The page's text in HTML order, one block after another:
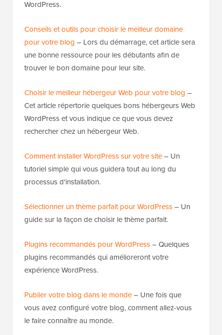
WordPress.
Conseils et outils pour choisir le meilleur domaine
pour votre blog – Lors du démarrage, cet article sera
une bonne ressource pour les débutants afin de
trouver le bon domaine pour leur site.
Choisir le meilleur hébergeur Web pour votre blog –
Cet article répertorie quelques bons hébergeurs Web
WordPress et vous indique ce que vous devez
rechercher chez un hébergeur Web.
Comment installer WordPress sur votre site– Un
tutoriel simple qui vous guidera tout au long du
processus d'installation.
Sélectionner un thème parfait pour WordPress– Un
guide sur la façon de choisir le thème parfait.
Plugins recommandés pour WordPress– Quelques
plugins recommandés qui amélioreront votre
expérience WordPress.
Publier votre blog dans le monde– Une fois que
vous avez configuré votre blog, comment allez-vous
le faire connaître au monde.